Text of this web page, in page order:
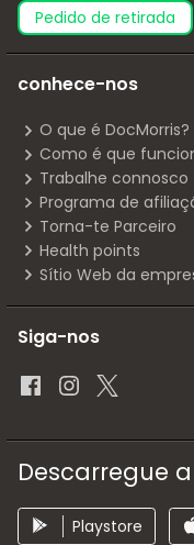
pedido de retirada
conhece-nos
O que é DocMorris?
Como é que
Trabalhe connosco
Programa de
Torna-te Parceiro
Health points
Sítio Web da
Siga-nos
Descarregue
Playstore